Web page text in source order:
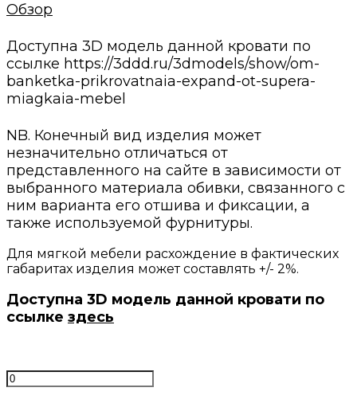
Обзор
Доступна 3D модель данной кровати по
ссылке https://3ddd.ru/3dmodels/show/om-
banketka-prikrovatnaia-expand-ot-supera-
miagkaia-mebel
NB. Конечный вид изделия может
незначительно отличаться от
представленного на сайте в зависимости от
выбранного материала обивки, связанного с
ним варианта его отшива и фиксации, а
также используемой фурнитуры.
Для мягкой мебели расхождение в фактических
габаритах изделия может составлять +/- 2%.
Доступна 3D модель данной кровати по
ссылке здесь